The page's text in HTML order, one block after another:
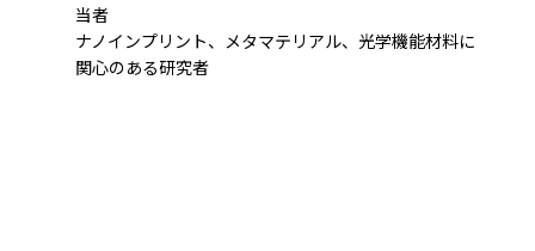
当者
ナノインプリント、メタマテリアル、光学機能材料に
関心のある研究者